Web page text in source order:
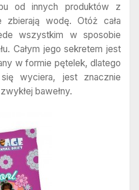
od innych produktów z
zbierają wodę. Otóż cała
wszystkim w sposobie
Całym jego sekretem jest
w formie pętelek, dlatego
wyciera, jest znacznie
bawełny.